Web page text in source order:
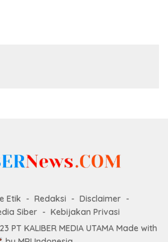
Etik Redaksi
Disclaimer
Siber
Kebijakan Privasi
PT KALIBER MEDIA UTAMA Made with